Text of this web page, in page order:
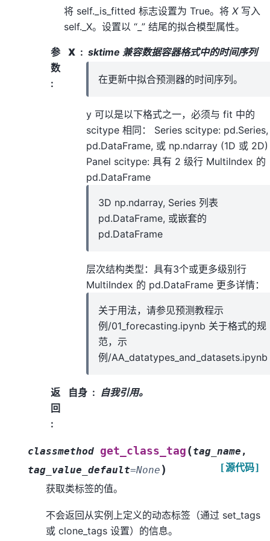
将 self._is_fitted 标志设置为 True。将 X写入
self._X。设置以 “_” 结尾的拟合模型属性。
参
数
:
X sktime 兼容数据容器格式中的时间序列
在更新中拟合预测器的时间序列。
y 可以是以下格式之一，必须与 fit 中的
scitype 相同： Series scitype: pd.Series,
pd.DataFrame, 或 np.ndarray (1D 或 2D)
Panel scitype: 具有 2 级行 MultiIndex 的
pd.DataFrame
3D np.ndarray, Series 列表
pd.DataFrame, 或嵌套的
pd.DataFrame
层次结构类型：具有3个或更多级别行
MultiIndex 的 pd.DataFrame 更多详情：
关于用法，请参见预测教程示
例/01_forecasting.ipynb 关于格式的规
范，示
例/AA_datatypes_and_datasets.ipynb
返
回
:
自身 自我引用。
classmethod get_class_tag (tag_name ,
tag_value_default=None ) [源代码]
获取类标签的值。
不会返回从实例上定义的动态标签（通过 set_tags
或 clone_tags 设置）的信息。